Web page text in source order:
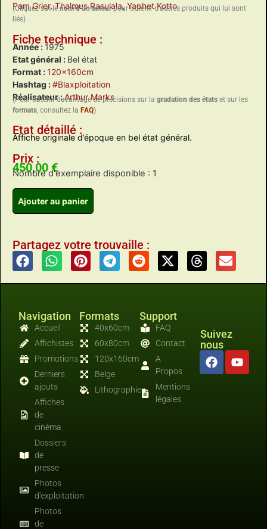
Pam Grier,Thalmus Rasulala,Yaphet Kotto
(Cliquez sur lenom d’un acteurpour obtenir d’autres produits qui lui sont
liés)
Fiche technique :
Année : 1975
Etat général : Bel état
Format :120x160cm
Hashtag :#Blaxploitation
Réalisateur :Arthur Marks
(Pour obtenir davantage de précisions sur la gradation des états et sur les
formats , consultez la FAQ)
Etat détaillé :
Affiche originale d’époque en bel état général.
Prix :
450,00 €
Nombre d'exemplaire disponible : 1
Ajouter au panier
Partagez votre trouvaille :
Navigation
Accueil
Affichistes
Promotions
Derniers
ajouts
Affiches
de
cinéma
Dossiers
de
presse
Photos
d'exploitation
Photos
de
Formats
40x60cm
60x80cm
120x160cm
Belge
Lithographies
Support
FAQ
Contact
A
Propos
Mentions
légales
Suivez
nous